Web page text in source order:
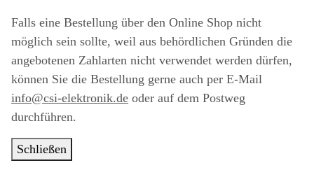
Falls eine Bestellung über den Online Shop nicht
möglich sein sollte, weil aus behördlichen Gründen die
angebotenen Zahlarten nicht verwendet werden dürfen,
können Sie die Bestellung gerne auch per E-Mail
info@csi-elektronik.de oder auf dem Postweg
durchführen.
Schließen